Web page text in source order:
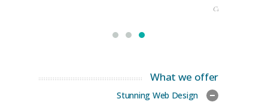
CEO
What we offer
Stunning Web Design